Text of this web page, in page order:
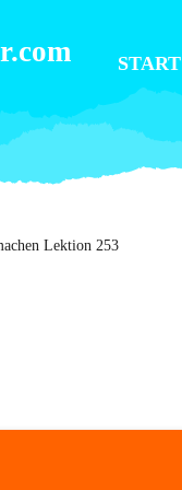
START
Lektion 253